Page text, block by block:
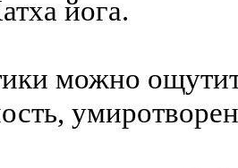
йога.
можно